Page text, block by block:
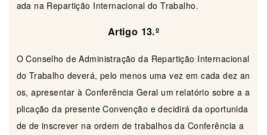
ada na Repartição Internacional do Trabalho.
Artigo 13.º
O Conselho de Administração da Repartição Internacional
do Trabalho deverá, pelo menos uma vez em cada dez an
os, apresentar à Conferência Geral um relatório sobre a a
plicação da presente Convenção e decidirá da oportunida
de de inscrever na ordem de trabalhos da Conferência a